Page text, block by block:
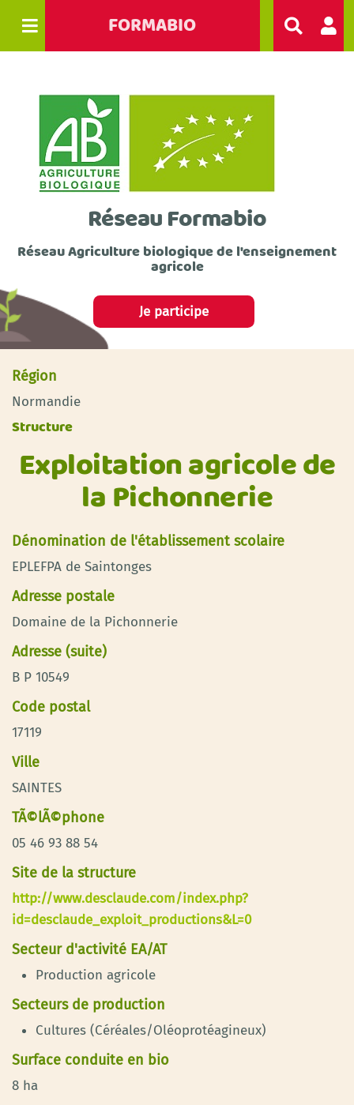
FORMABIO
Réseau Formabio
Réseau Agriculture biologique de l'enseignement
agricole
Je participe
Région
Normandie
Structure
Exploitation agricole de
la Pichonnerie
Dénomination de l'établissement scolaire
EPLEFPA de Saintonges
Adresse postale
Domaine de la Pichonnerie
Adresse (suite)
B P 10549
Code postal
17119
Ville
SAINTES
TÃ©lÃ©phone
05 46 93 88 54
Site de la structure
http://www.desclaude.com/index.php?
id=desclaude_exploit_productions&L=0
Secteur d'activité EA/AT
Production agricole
Secteurs de production
Cultures (Céréales/Oléoprotéagineux)
Surface conduite en bio
8 ha